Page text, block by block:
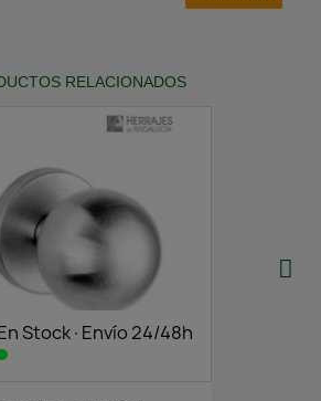
RELACIONADOS
Stock·Envío 24/48h